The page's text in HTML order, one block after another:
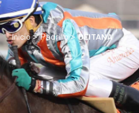
Inicio> Padrillo> DEITANA